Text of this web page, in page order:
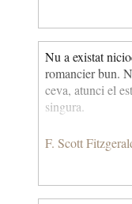
Nu a existat
romancier bun.
ceva, atunci el
singura.
F. Scott